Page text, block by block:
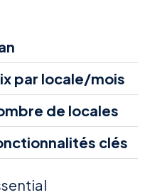
par locale/mois
de locales
clés